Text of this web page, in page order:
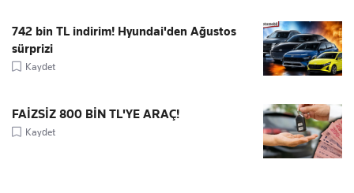
742 bin TL indirim! Hyundai'den Ağustos
sürprizi
Kaydet
FAİZSİZ 800 BİN TL'YE ARAÇ!
Kaydet